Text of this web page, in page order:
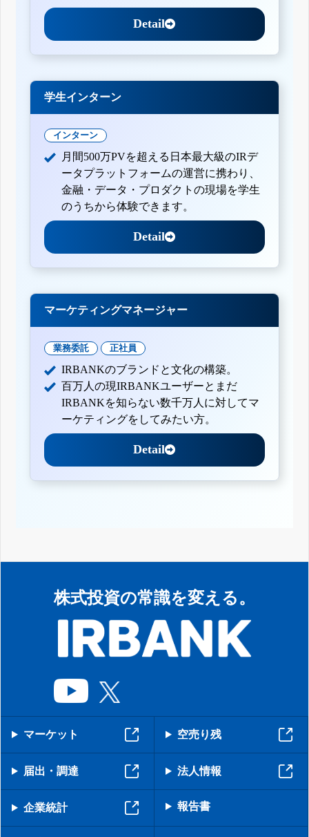
Detail
学生インターン
インターン
月間500万PVを超える日本最大級のIRデ
ータプラットフォームの運営に携わり、
金融・データ・プロダクトの現場を学生
のうちから体験できます。
Detail
マーケティングマネージャー
業務委託 正社員
IRBANKのブランドと文化の構築。
百万人の現IRBANKユーザーとまだ
IRBANKを知らない数千万人に対してマ
ーケティングをしてみたい方。
Detail
株式投資の常識を変える。
マーケット 空売り残
届出・調達 法人情報
企業統計 報告書